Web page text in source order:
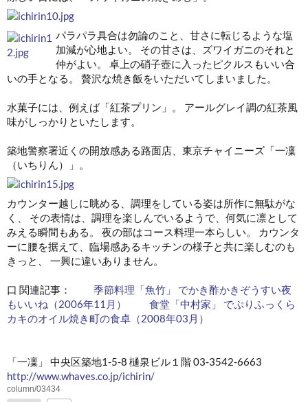
パラパラ具合は勿論のこと、甘さに転じるような塩
加減が心地よい。 その甘さは、ズワイガニのそれと
仲がよい。 卓上の硝子壺に入ったピクルスもいい合
いの手となる。 贅沢な焼き飯をいただいてしまいました。
水菓子には、例えば「紅茶プリン」。 アールグレイ調の紅茶風
味がしっかりといたします。
築地警察署近くの開放感ある路面店、東京チャイニーズ「一凜
（いちりん）」。
カウンター越しに眺める、調理をしている姿は所作に無駄がな
く、 その表情は、調理を楽しんでいるようで、何気に凛として
みえる瞬間もある。 夜の部はコース料理一本らしい。 カウンタ
ーに腰を据えて、臨場感あるキッチンの様子と共に楽しむのも
きっと、 一興に違いありません。
口 関連記事： 季節料理「魚竹」 でかき酢かきぞうすい夜
もいいね（2006年11月）
食堂「中村家」 でぷりふっくら
カキのオイル焼き町の食卓（2008年03月）
「一凜」 中央区築地1-5-8 樋泉ビル１階 03-3542-6663
http://www.whaves.co.jp/ichirin/
column/03434